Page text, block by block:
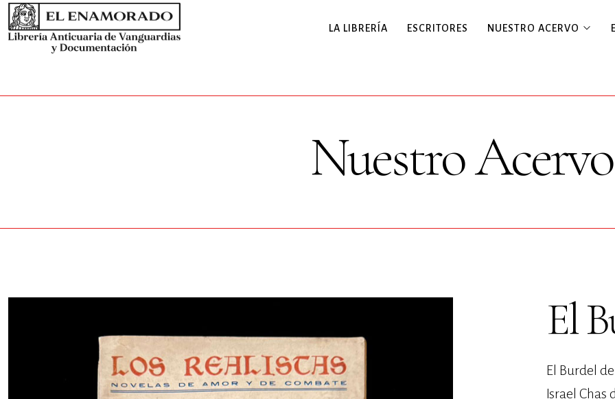
LA LIBRERÍA ESCRITORES NUESTRO ACERVO
Nuestro Acervo
El
El Burdel
Israel Chas